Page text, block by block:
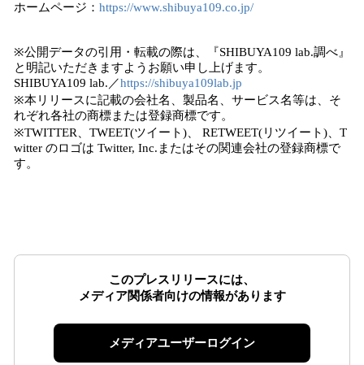
ホームページ： https://www.shibuya109.co.jp/
※公開データの引用・転載の際は、『SHIBUYA109 lab.調べ』
と明記いただきますようお願い申し上げます。
SHIBUYA109 lab.／https://shibuya109lab.jp
※本リリースに記載の会社名、製品名、サービス名等は、そ
れぞれ各社の商標または登録商標です。
※TWITTER、TWEET(ツイート)、 RETWEET(リツイート)、T
witter のロゴは Twitter, Inc.またはその関連会社の登録商標で
す。
このプレスリリースには、
メディア関係者向けの情報があります
メディアユーザーログイン